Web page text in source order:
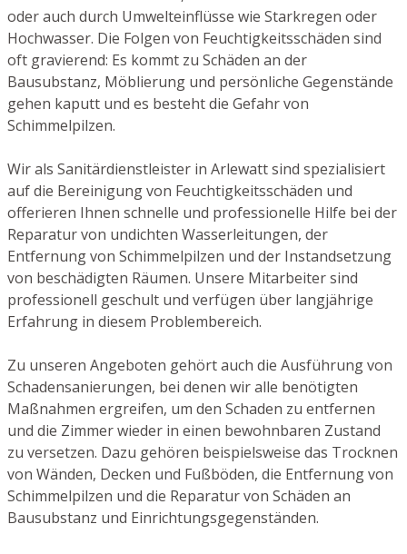
oder auch durch Umwelteinflüsse wie Starkregen oder
Hochwasser. Die Folgen von Feuchtigkeitsschäden sind
oft gravierend: Es kommt zu Schäden an der
Bausubstanz, Möblierung und persönliche Gegenstände
gehen kaputt und es besteht die Gefahr von
Schimmelpilzen.
Wir als Sanitärdienstleister in Arlewatt sind spezialisiert
auf die Bereinigung von Feuchtigkeitsschäden und
offerieren Ihnen schnelle und professionelle Hilfe bei der
Reparatur von undichten Wasserleitungen, der
Entfernung von Schimmelpilzen und der Instandsetzung
von beschädigten Räumen. Unsere Mitarbeiter sind
professionell geschult und verfügen über langjährige
Erfahrung in diesem Problembereich.
Zu unseren Angeboten gehört auch die Ausführung von
Schadensanierungen, bei denen wir alle benötigten
Maßnahmen ergreifen, um den Schaden zu entfernen
und die Zimmer wieder in einen bewohnbaren Zustand
zu versetzen. Dazu gehören beispielsweise das Trocknen
von Wänden, Decken und Fußböden, die Entfernung von
Schimmelpilzen und die Reparatur von Schäden an
Bausubstanz und Einrichtungsgegenständen.